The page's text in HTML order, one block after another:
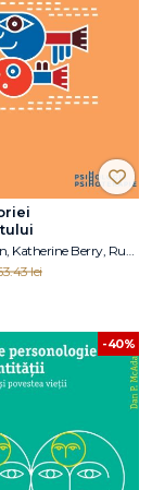
Karen Bateson, Katherine Berry, Ruth O’Shaughnessy, Rudi Dallos
lei
-40%